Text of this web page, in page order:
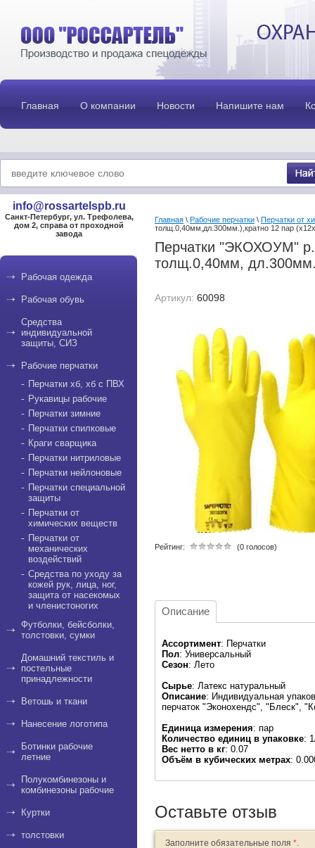
Главная О компании Новости Напишите нам
info@rossartelspb.ru
Санкт-Петербург, ул. Трефолева,
дом 2, справа от проходной
завода
Рабочая одежда
Рабочая обувь
Средства
индивидуальной
защиты, СИЗ
Рабочие перчатки
Перчатки хб, хб с ПВХ
Рукавицы рабочие
Перчатки зимние
Перчатки спилковые
Краги сварщика
Перчатки нитриловые
Перчатки нейлоновые
Перчатки специальной
защиты
Перчатки от
химических веществ
Перчатки от
механических
воздействий
Средства по уходу за
кожей рук, лица, ног,
защита от насекомых
и членистоногих
Футболки, бейсболки,
толстовки, сумки
Домашний текстиль и
постельные
принадлежности
Ветошь и ткани
Нанесение логотипа
Ботинки рабочие
летние
Полукомбинезоны и
комбинезоны рабочие
Куртки
толстовки
Главная \ Рабочие перчатки \ Перчатки от
толщ.0,40мм,дл.300мм.),кратно 12 пар
Перчатки "ЭКОХОУМ"
толщ.0,40мм,
Артикул: 60098
Рейтинг: (0 голосов)
Описание
Ассортимент: Перчатки
Пол: Универсальный
Сезон: Лето
Сырье: Латекс натуральный
Описание: Индивидуальная
перчаток "Эконохендс", "Блеск",
Единица измерения: пар
Количество единиц в упаковке:
Вес нетто в кг: 0.07
Объём в кубических метрах:
Оставьте отзыв
Заполните обязательные поля *.